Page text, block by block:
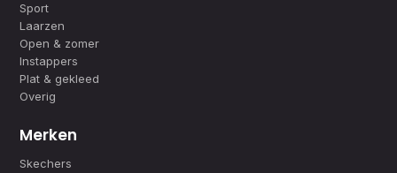
Sport
Laarzen
Open & zomer
Instappers
Plat & gekleed
Overig
Merken
Skechers